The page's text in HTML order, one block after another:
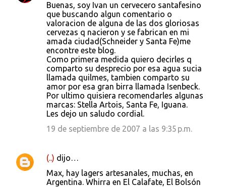
Buenas, soy Ivan un cervecero santafesino
que buscando algun comentario o
valoracion de alguna de las dos gloriosas
cervezas q nacieron y se fabrican en mi
amada ciudad(Schneider y Santa Fe)me
encontre este blog.
Como primera medida quiero decirles q
comparto su desprecio por esa agua sucia
llamada quilmes, tambien comparto su
amor por esa gran birra llamada Isenbeck.
Por ultimo quisiera recomendarles algunas
marcas: Stella Artois, Santa Fe, Iguana.
Les dejo un saludo cordial.
19 de septiembre de 2007 a las 9:35 p.m.
(..) dijo…
Max, hay lagers artesanales, muchas, en
Argentina. Whirra en El Calafate, El Bolsón